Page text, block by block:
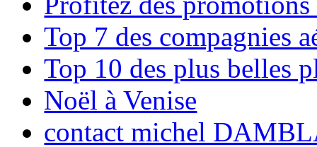
Top 7 des compagnies
Top 10 des plus belles
Noël à Venise
contact michel